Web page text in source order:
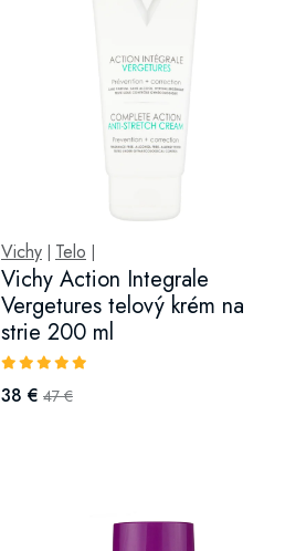
Vichy Telo
Vichy Action Integrale
Vergetures telový krém na
strie 200 ml
38 € 47 €